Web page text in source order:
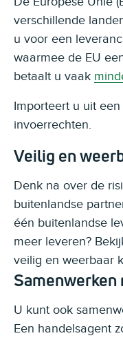
verschillende
u voor een
waarmee de EU
betaalt u vaak
Importeert u uit
invoerrechten.
Veilig en
Denk na over de
buitenlandse
één buitenlandse
meer leveren?
veilig en weerbaar
U kunt ook
Een handelsagent